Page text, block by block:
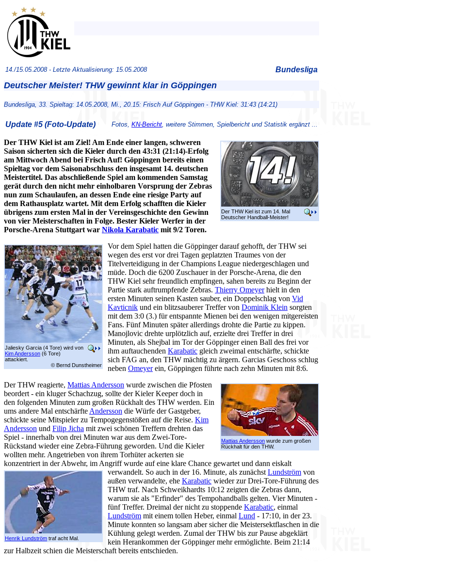
14./15.05.2008 - Letzte Aktualisierung: 15.05.2008 Bundesliga
Deutscher Meister! THW gewinnt klar in Göppingen
Bundesliga, 33. Spieltag: 14.05.2008, Mi., 20.15: Frisch Auf Göppingen - THW Kiel: 31:43 (14:21)
Update #5 (Foto-Update) Fotos, KN-Bericht , weitere Stimmen, Spielbericht und Statistik ergänzt ...
Der THW Kiel ist zum 14. Mal
Deutscher Handball-Meister!
Der THW Kiel ist am Ziel! Am Ende einer langen, schweren
Saison sicherten sich die Kieler durch den 43:31 (21:14)-Erfolg
am Mittwoch Abend bei Frisch Auf! Göppingen bereits einen
Spieltag vor dem Saisonabschluss den insgesamt 14. deutschen
Meistertitel. Das abschließende Spiel am kommenden Samstag
gerät durch den nicht mehr einholbaren Vorsprung der Zebras
nun zum Schaulaufen, an dessen Ende eine riesige Party auf
dem Rathausplatz wartet. Mit dem Erfolg schafften die Kieler
übrigens zum ersten Mal in der Vereinsgeschichte den Gewinn
von vier Meisterschaften in Folge. Bester Kieler Werfer in der
Porsche-Arena Stuttgart war Nikola Karabatic mit 9/2 Toren.
Jaliesky Garcia (4 Tore) wird von
Kim Andersson (6 Tore)
attackiert.
© Bernd Dunstheimer
Vor dem Spiel hatten die Göppinger darauf gehofft, der THW sei
wegen des erst vor drei Tagen geplatzten Traumes von der
Titelverteidigung in der Champions League niedergeschlagen und
müde. Doch die 6200 Zuschauer in der Porsche-Arena, die den
THW Kiel sehr freundlich empfingen, sahen bereits zu Beginn der
Partie stark auftrumpfende Zebras. Thierry Omeyerhielt in den
ersten Minuten seinen Kasten sauber, ein Doppelschlag von Vid
Kavticnik und ein blitzsauberer Treffer von Dominik Klein sorgten
mit dem 3:0 (3.) für entspannte Mienen bei den wenigen mitgereisten
Fans. Fünf Minuten später allerdings drohte die Partie zu kippen.
Manojlovic drehte urplötzlich auf, erzielte drei Treffer in drei
Minuten, als Shejbal im Tor der Göppinger einen Ball des frei vor
ihm auftauchenden Karabatic gleich zweimal entschärfte, schickte
sich FAG an, den THW mächtig zu ärgern. Garcias Geschoss schlug
neben Omeyerein, Göppingen führte nach zehn Minuten mit 8:6.
Mattias Andersson wurde zum großen
Rückhalt für den THW.
Der THW reagierte, Mattias Andersson wurde zwischen die Pfosten
beordert - ein kluger Schachzug, sollte der Kieler Keeper doch in
den folgenden Minuten zum großen Rückhalt des THW werden. Ein
ums andere Mal entschärfte Andersson die Würfe der Gastgeber,
schickte seine Mitspieler zu Tempogegenstößen auf die Reise. Kim
Andersson und Filip Jicha mit zwei schönen Treffern drehten das
Spiel - innerhalb von drei Minuten war aus dem Zwei-Tore-
Rückstand wieder eine Zebra-Führung geworden. Und die Kieler
wollten mehr. Angetrieben von ihrem Torhüter ackerten sie
konzentriert in der Abwehr, im Angriff wurde auf eine klare Chance gewartet und dann eiskalt
verwandelt. So auch in der 16. Minute, als zunächst
Henrik Lundström traf acht Mal.
Lundström von
außen verwandelte, ehe Karabatic wieder zur Drei-Tore-Führung des
THW traf. Nach Schweikhardts 10:12 zeigten die Zebras dann,
warum sie als "Erfinder" des Tempohandballs gelten. Vier Minuten -
fünf Treffer. Dreimal der nicht zu stoppende Karabatic, einmal
Lundström mit einem tollen Heber, einmal Lund - 17:10, in der 23.
Minute konnten so langsam aber sicher die Meistersektflaschen in die
Kühlung gelegt werden. Zumal der THW bis zur Pause abgeklärt
kein Herankommen der Göppinger mehr ermöglichte. Beim 21:14
zur Halbzeit schien die Meisterschaft bereits entschieden.